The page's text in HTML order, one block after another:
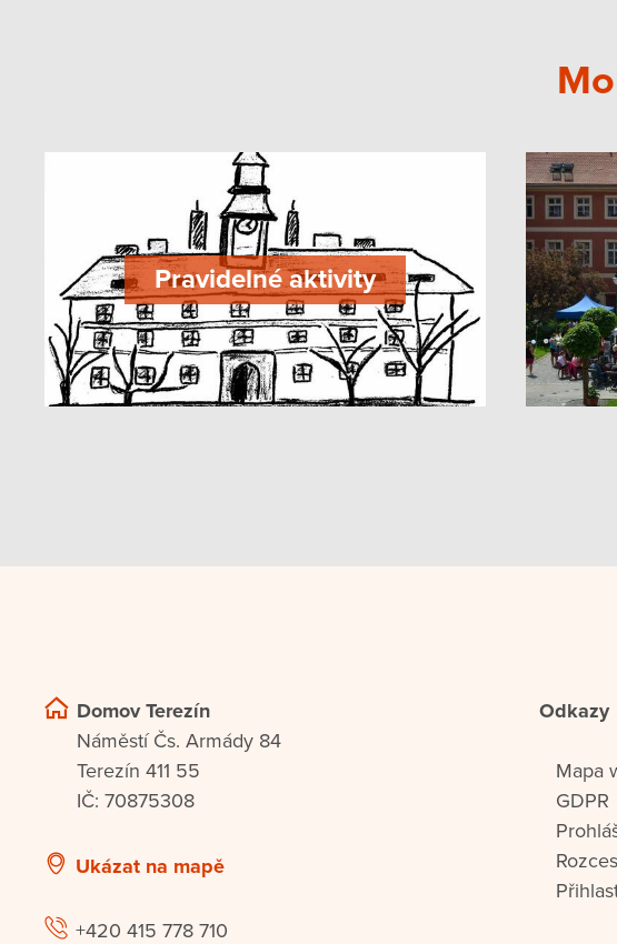
Pravidelné aktivity
Domov Terezín
Náměstí Čs. Armády 84
Terezín 411 55
IČ: 70875308
Ukázat na mapě
+420 415 778 710
Odkazy
Mapa
GDPR